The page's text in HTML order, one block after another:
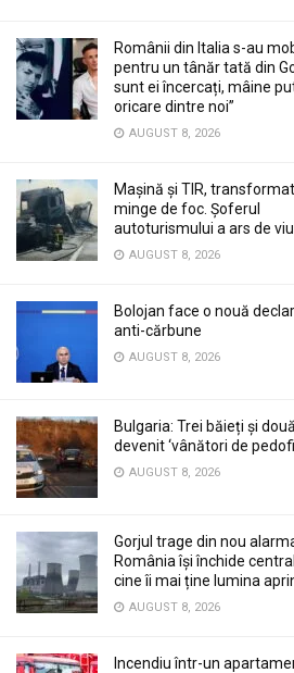
Românii din Italia s-au
pentru un tânăr tată din
sunt ei încercați, mâine
oricare dintre noi”
AUGUST 8, 2026
Mașină și TIR,
minge de foc. Șoferul
autoturismului a ars de viu
AUGUST 8, 2026
Bolojan face o nouă
anti-cărbune
AUGUST 8, 2026
Bulgaria: Trei băieți și
devenit ‘vânători de
AUGUST 8, 2026
Gorjul trage din nou
România își închide
cine îi mai ține lumina
AUGUST 8, 2026
Incendiu într-un